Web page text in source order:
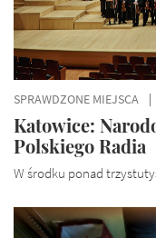
SPRAWDZONE MIEJSCA
Katowice:
Polskiego Radia
W środku ponad